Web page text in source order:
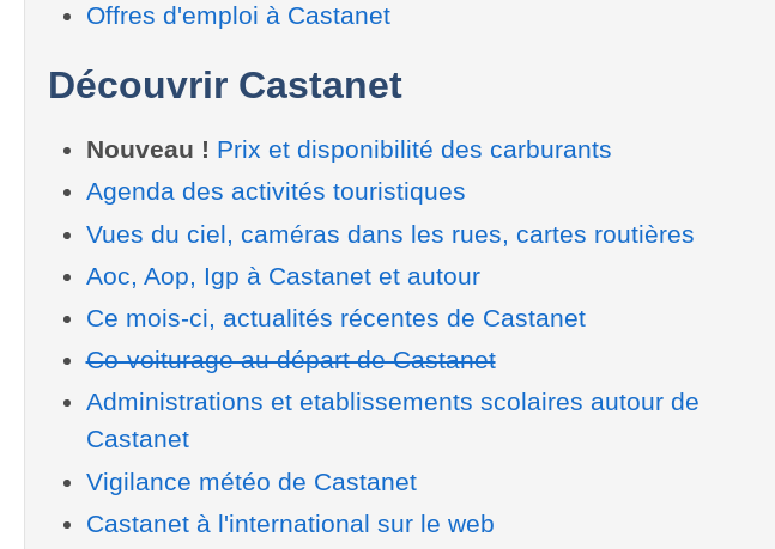
Offres d'emploi à Castanet
Découvrir Castanet
Nouveau ! Prix et disponibilité des carburants
Agenda des activités touristiques
Vues du ciel, caméras dans les rues, cartes routières
Aoc, Aop, Igp à Castanet et autour
Ce mois-ci, actualités récentes de Castanet
Co-voiturage au départ de Castanet
Administrations et etablissements scolaires autour de
Castanet
Vigilance météo de Castanet
Castanet à l'international sur le web